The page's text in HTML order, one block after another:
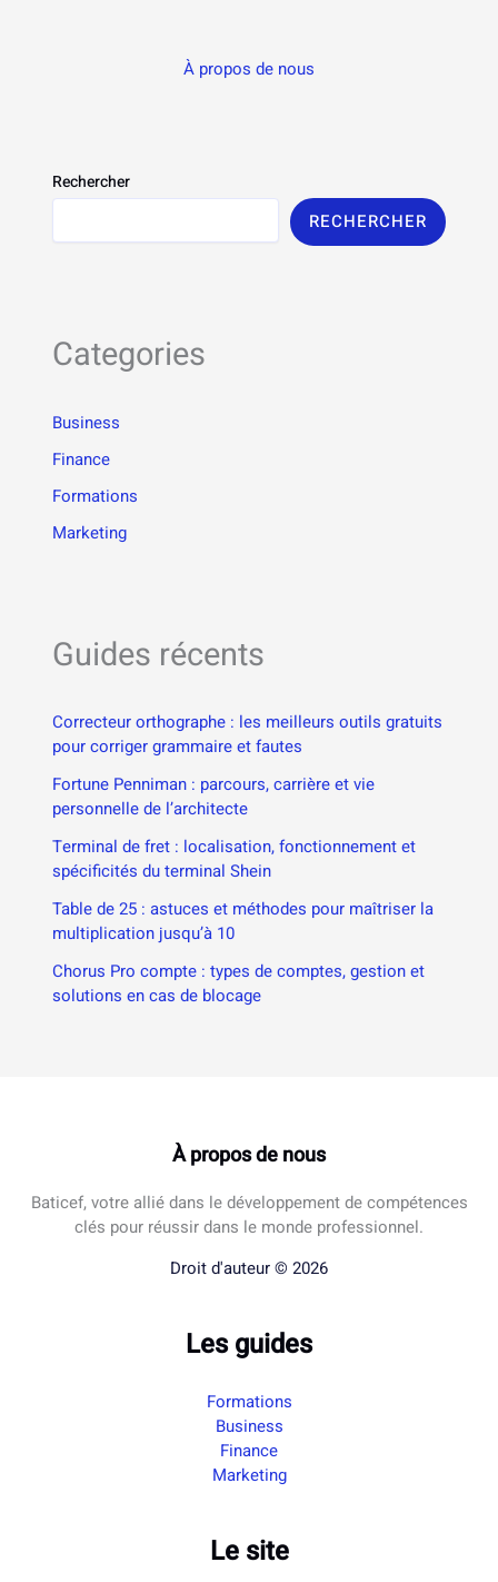
À propos de nous
Rechercher
RECHERCHER
Categories
Business
Finance
Formations
Marketing
Guides récents
Correcteur orthographe : les meilleurs outils gratuits
pour corriger grammaire et fautes
Fortune Penniman : parcours, carrière et vie
personnelle de l’architecte
Terminal de fret : localisation, fonctionnement et
spécificités du terminal Shein
Table de 25 : astuces et méthodes pour maîtriser la
multiplication jusqu’à 10
Chorus Pro compte : types de comptes, gestion et
solutions en cas de blocage
À propos de nous
Baticef, votre allié dans le développement de compétences
clés pour réussir dans le monde professionnel.
Droit d'auteur © 2026
Les guides
Formations
Business
Finance
Marketing
Le site